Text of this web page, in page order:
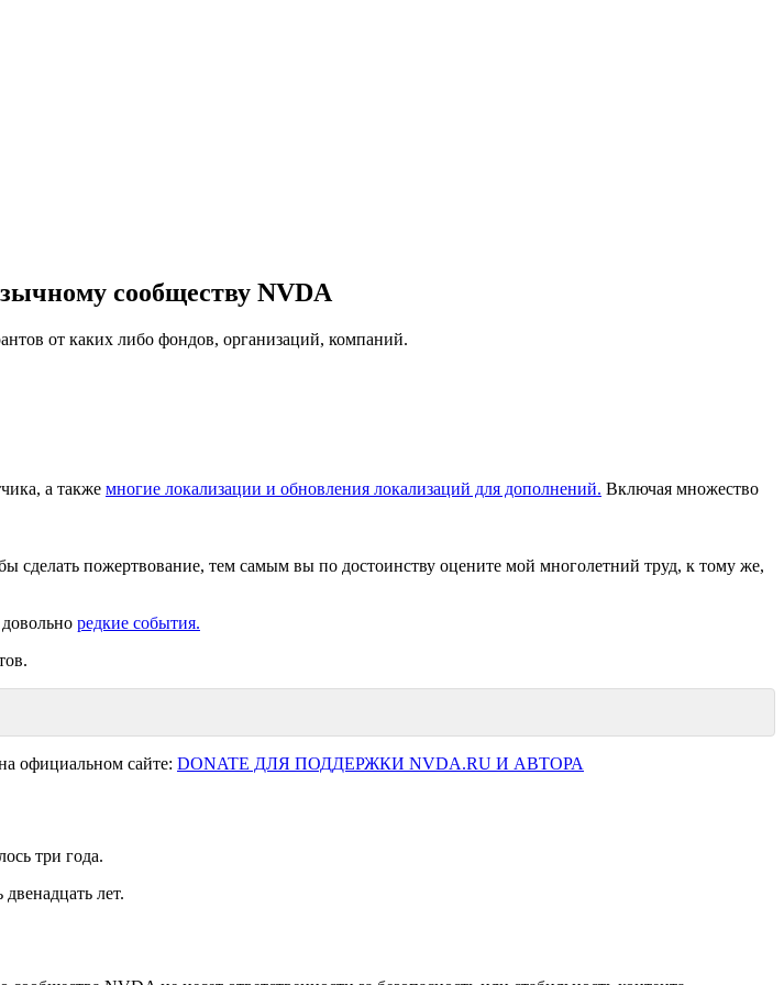
сообществу NVDA
от каких либо фондов, организаций, компаний.
а также многие локализации и обновления локализаций для дополнений. Включая множество
сделать пожертвование, тем самым вы по достоинству оцените мой многолетний труд, к тому же,
редкие события.
официальном сайте: DONATE ДЛЯ ПОДДЕРЖКИ NVDA.RU И АВТОРА
три года.
лет.